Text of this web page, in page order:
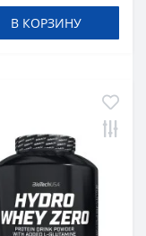
В КОРЗИНУ